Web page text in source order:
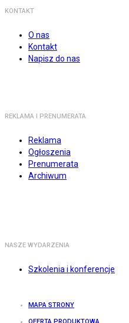
KONTAKT
O nas
Kontakt
Napisz do nas
REKLAMA I PRENUMERATA
Reklama
Ogłoszenia
Prenumerata
Archiwum
NASZE WYDARZENIA
Szkolenia i konferencje
MAPA STRONY